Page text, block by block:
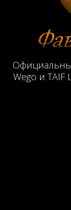
Wego и TAIF